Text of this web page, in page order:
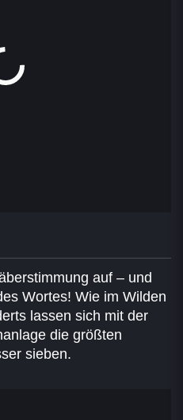
auf – und
Wortes! Wie im Wilden
lassen sich mit der
die größten
sieben.